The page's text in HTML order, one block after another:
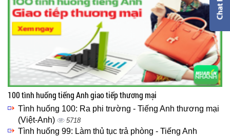
100 tình huống tiếng Anh giao tiếp thương mại
Tình huống 100: Ra phi trường - Tiếng Anh thương mại
(Việt-Anh)
5718
Tình huống 99: Làm thủ tục trả phòng - Tiếng Anh